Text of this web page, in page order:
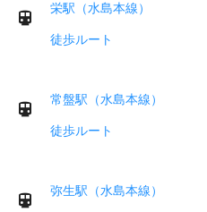
栄駅（水島本線）
徒歩ルート
常盤駅（水島本線）
徒歩ルート
弥生駅（水島本線）